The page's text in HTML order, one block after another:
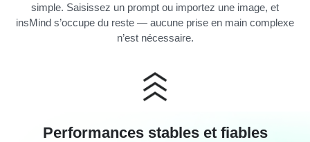
simple. Saisissez un prompt ou importez une image, et
insMind s’occupe du reste — aucune prise en main complexe
n’est nécessaire.
Performances stables et fiables